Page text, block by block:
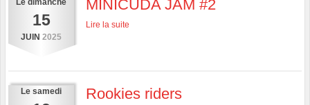
Le dimanche
15
JUIN 2025
MINICUDA JAM #2
Lire la suite
Le samedi Rookies riders